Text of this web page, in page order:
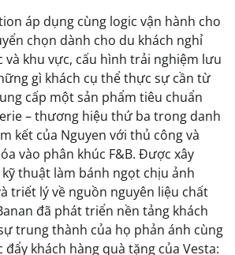
áp dụng cùng logic vận hành cho
chọn dành cho du khách nghỉ
khu vực, cấu hình trải nghiệm lưu
gì khách cụ thể thực sự cần từ
cấp một sản phẩm tiêu chuẩn
– thương hiệu thứ ba trong danh
kết của Nguyen với thủ công và
vào phân khúc F&B. Được xây
thuật làm bánh ngọt chịu ảnh
triết lý về nguồn nguyên liệu chất
đã phát triển nền tảng khách
trung thành của họ phản ánh cùng
khách hàng quà tặng của Vesta: